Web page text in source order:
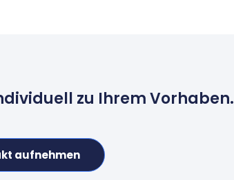
zu Ihrem Vorhaben.
aufnehmen